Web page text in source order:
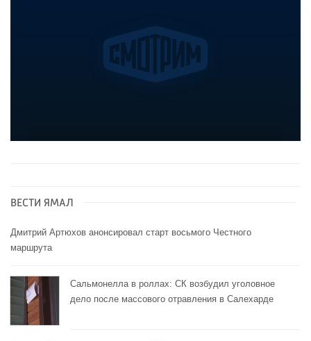
ВЕСТИ ЯМАЛ
Дмитрий Артюхов анонсировал старт восьмого Честного
маршрута
Сальмонелла в роллах: СК возбудил уголовное
дело после массового отравления в Салехарде